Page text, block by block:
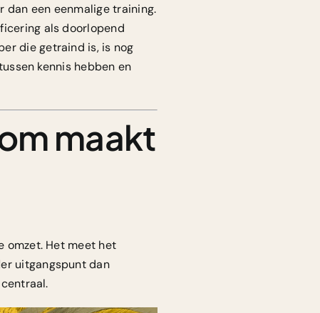
dan een eenmalige training.
als doorlopend
die getraind is, is nog
kennis hebben en
maakt
omzet. Het meet het
uitgangspunt dan